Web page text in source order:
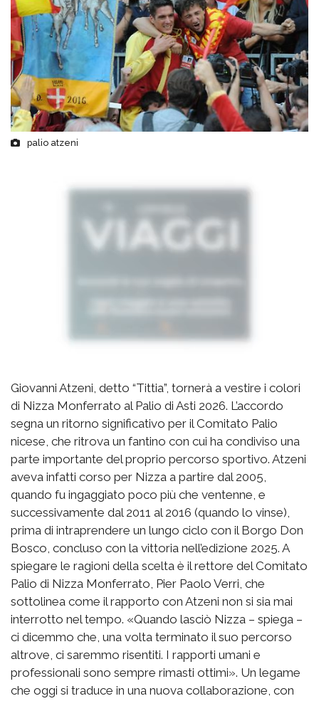
palio atzeni
Giovanni Atzeni, detto “Tittia”, tornerà a vestire i colori
di Nizza Monferrato al Palio di Asti 2026. L’accordo
segna un ritorno significativo per il Comitato Palio
nicese, che ritrova un fantino con cui ha condiviso una
parte importante del proprio percorso sportivo. Atzeni
aveva infatti corso per Nizza a partire dal 2005,
quando fu ingaggiato poco più che ventenne, e
successivamente dal 2011 al 2016 (quando lo vinse),
prima di intraprendere un lungo ciclo con il Borgo Don
Bosco, concluso con la vittoria nell’edizione 2025. A
spiegare le ragioni della scelta è il rettore del Comitato
Palio di Nizza Monferrato, Pier Paolo Verri, che
sottolinea come il rapporto con Atzeni non si sia mai
interrotto nel tempo. «Quando lasciò Nizza – spiega –
ci dicemmo che, una volta terminato il suo percorso
altrove, ci saremmo risentiti. I rapporti umani e
professionali sono sempre rimasti ottimi». Un legame
che oggi si traduce in una nuova collaborazione, con